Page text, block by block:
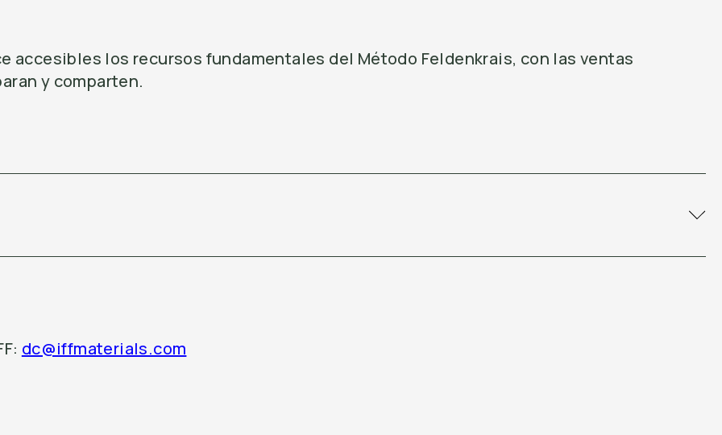
accesibles los recursos fundamentales del Método Feldenkrais, con las ventas
y comparten.
dc@iffmaterials.com